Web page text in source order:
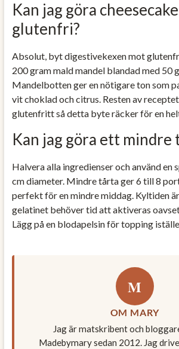
Kan jag göra
glutenfri?
Absolut, byt digestivekexen mot
200 gram mald mandel blandad med 50
Mandelbotten ger en nötigare ton som
vit choklad och citrus. Resten av
glutenfritt så detta byte räcker för en
Kan jag göra ett mindre
Halvera alla ingredienser och använd en
cm diameter. Mindre tårta ger 6 till 8
perfekt för en mindre middag. Kyltiden
gelatinet behöver tid att aktiveras
Lägg på en blodapelsin för topping
M
OM MARY
Jag är matskribent och
Madebymary sedan 2012. Jag